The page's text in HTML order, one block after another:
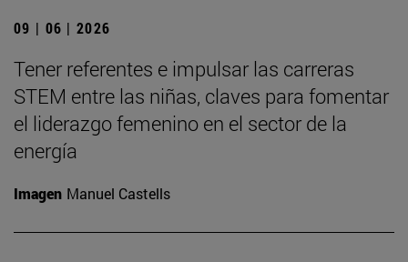
09 | 06 | 2026
Tener referentes e impulsar las carreras
STEM entre las niñas, claves para fomentar
el liderazgo femenino en el sector de la
energía
Imagen Manuel Castells